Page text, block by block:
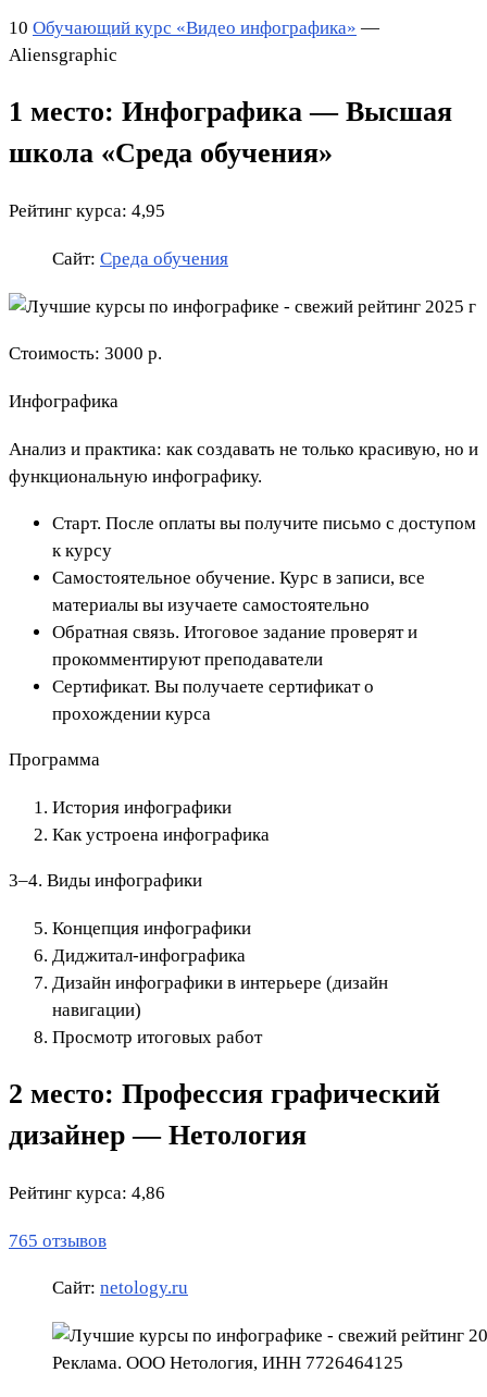
10 Обучающий курс «Видео инфографика» —
Aliensgraphic
1 место: Инфографика — Высшая
школа «Среда обучения»
Рейтинг курса: 4,95
Сайт: Среда обучения
Стоимость: 3000 р.
Инфографика
Анализ и практика: как создавать не только красивую, но и
функциональную инфографику.
Старт. После оплаты вы получите письмо с доступом
к курсу
Самостоятельное обучение. Курс в записи, все
материалы вы изучаете самостоятельно
Обратная связь. Итоговое задание проверят и
прокомментируют преподаватели
Сертификат. Вы получаете сертификат о
прохождении курса
Программа
История инфографики
Как устроена инфографика
3–4. Виды инфографики
Концепция инфографики
Диджитал-инфографика
Дизайн инфографики в интерьере (дизайн
навигации)
Просмотр итоговых работ
2 место: Профессия графический
дизайнер — Нетология
Рейтинг курса: 4,86
765 отзывов
Сайт: netology.ru
Реклама. ООО Нетология, ИНН 7726464125